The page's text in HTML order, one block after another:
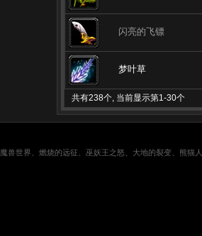
闪亮的飞镖
梦叶草
共有238个, 当前显示第1-30个
魔兽世界、燃烧的远征、巫妖王之怒、大地的裂变、熊猫